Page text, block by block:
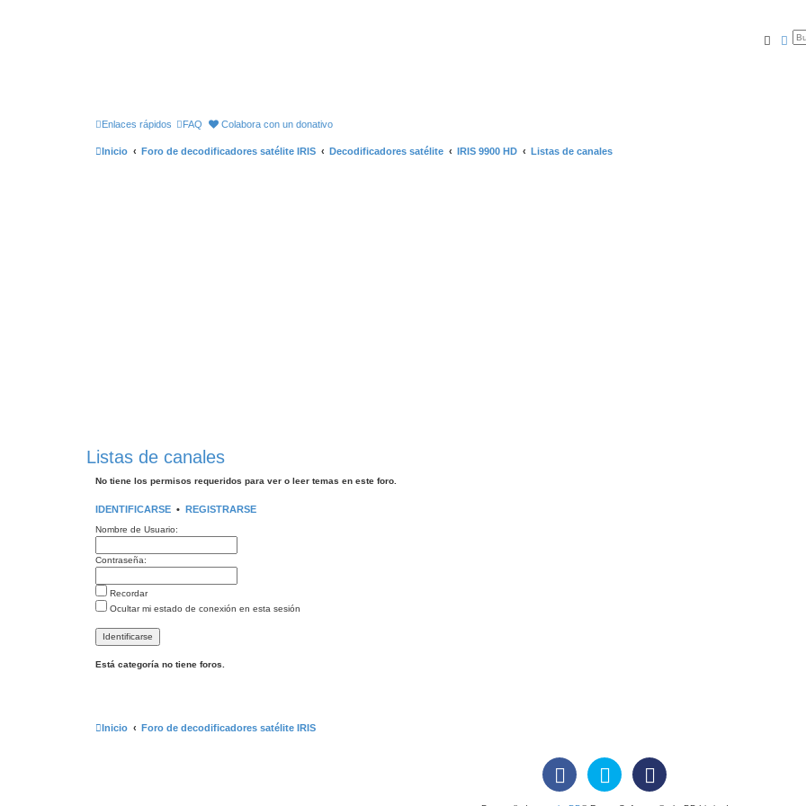
Enlaces rápidos FAQ Colabora con un donativo
Inicio Foro de decodificadores satélite IRIS Decodificadores satélite IRIS 9900 HD Listas de canales
Listas de canales
No tiene los permisos requeridos para ver o leer temas en este foro.
IDENTIFICARSE • REGISTRARSE
Nombre de Usuario:
Contraseña:
Recordar
Ocultar mi estado de conexión en esta sesión
Está categoría no tiene foros.
Inicio Foro de decodificadores satélite IRIS